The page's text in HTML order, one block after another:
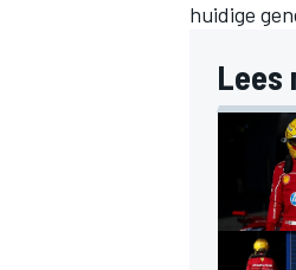
huidige
Lees